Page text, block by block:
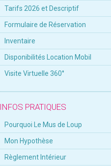
Tarifs 2026 et Descriptif
Formulaire de Réservation
Inventaire
Disponibilités Location Mobil
Visite Virtuelle 360°
INFOS PRATIQUES
Pourquoi Le Mus de Loup
Mon Hypothèse
Règlement Intérieur